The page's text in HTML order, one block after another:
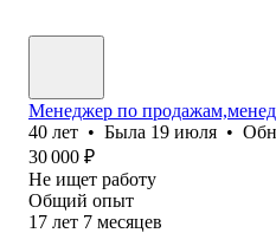
Менеджер по
40 лет • Была 19 июля •
30 000 ₽
Не ищет работу
Общий опыт
17 лет 7 месяцев